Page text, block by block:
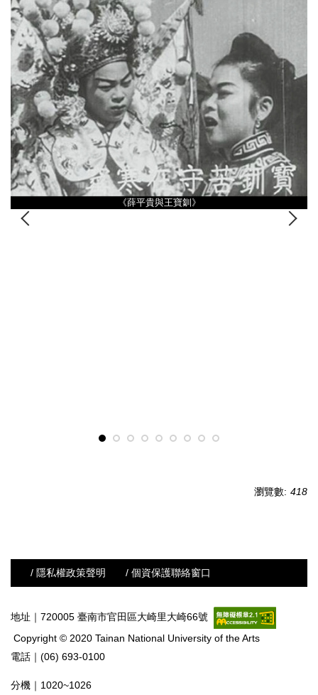
《薛平貴與王寶釧》
瀏覽數: 418
/ 隱私權政策聲明 / 個資保護聯絡窗口
地址｜720005 臺南市官田區大崎里大崎66號
Copyright © 2020 Tainan National University of the Arts
電話｜(06) 693-0100
分機｜1020~1026